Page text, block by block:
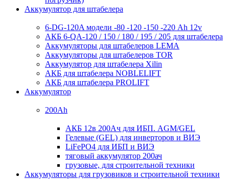
Аккумулятор для штабелера
6-DG-120A модели -80 -120 -150 -220 Ah 12v
АКБ 6-QA-120 / 150 / 180 / 195 / 205 для штабелера
Аккумуляторы для штабелеров LEMA
Аккумуляторы для штабелеров TOR
Аккумулятор для штабелера Xilin
АКБ для штабелера NOBLELIFT
АКБ для штабелера PROLIFT
Аккумулятор
200Ah
АКБ 12в 200Ач для ИБП. AGM/GEL
Гелевые (GEL) для инверторов и ВИЭ
LiFePO4 для ИБП и ВИЭ
тяговый аккумулятор 200ач
грузовые, для строительной техники
Аккумуляторы для грузовиков и строительной техники